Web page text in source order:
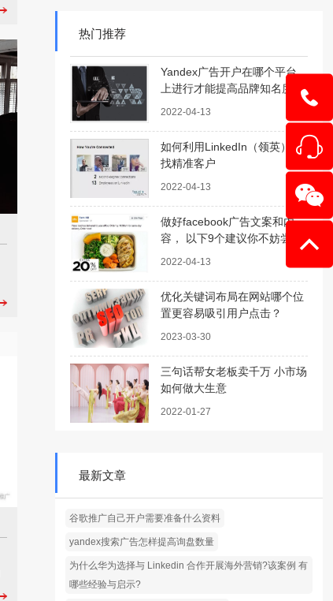
热门推荐
Yandex广告开户在哪个平台
上进行才能提高品牌知名度？
2022-04-13
如何利用LinkedIn（领英）寻
找精准客户
2022-04-13
做好facebook广告文案和内
容， 以下9个建议你不妨尝试
2022-04-13
优化关键词布局在网站哪个位
置更容易吸引用户点击？
2023-03-30
三句话帮女老板卖千万 小市场
如何做大生意
2022-01-27
最新文章
谷歌推广自己开户需要准备什么资料
yandex搜索广告怎样提高询盘数量
为什么华为选择与 Linkedin 合作开展海外营销?该案例 有
哪些经验与启示?